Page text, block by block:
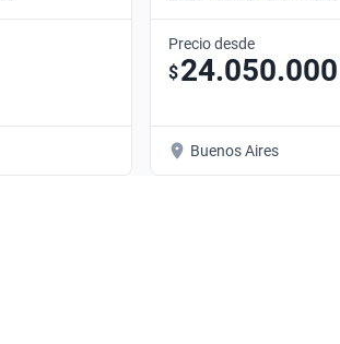
Precio desde
$24.050.000
Buenos Aires